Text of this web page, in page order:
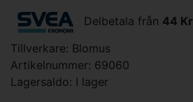
Delbetala från 44 Kr
Tillverkare: Blomus
Artikelnummer: 69060
Lagersaldo: I lager